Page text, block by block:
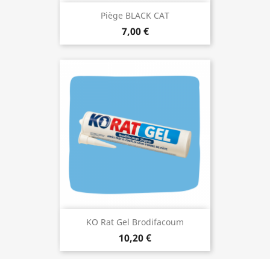
Piège BLACK CAT
7,00 €
KO Rat Gel Brodifacoum
10,20 €